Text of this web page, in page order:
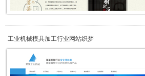
工业机械模具加工行业网站织梦